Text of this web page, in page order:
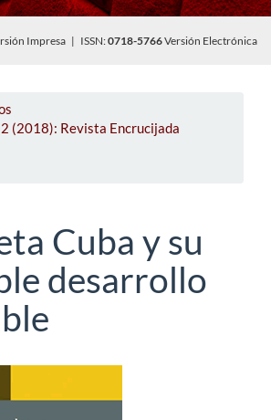
Impresa | ISSN:0718-5766Versión Electrónica
(2018): Revista Encrucijada
Cuba y su
desarrollo